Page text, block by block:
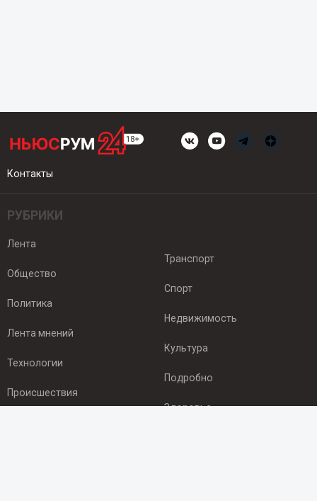
Контакты
РУБРИКИ
Лента
Общество
Политика
Лента мнений
Технологии
Происшествия
Транспорт
Спорт
Недвижимость
Культура
Подробно
Здоровье